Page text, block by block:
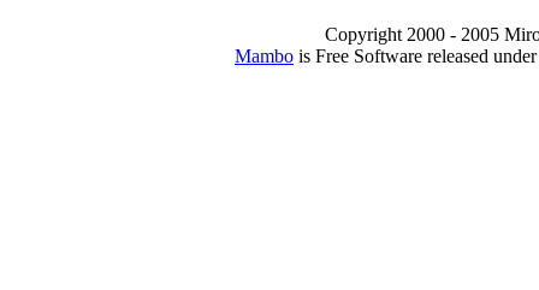
Copyright 2000 - 2005
Mambo is Free Software released